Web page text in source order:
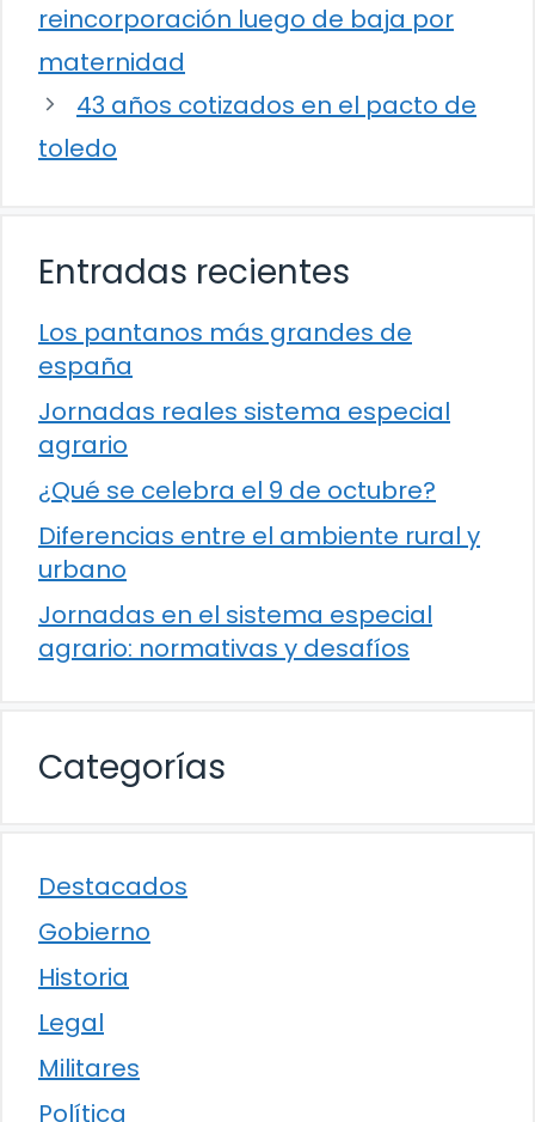
reincorporación luego de baja por
maternidad
43 años cotizados en el pacto de
toledo
Entradas recientes
Los pantanos más grandes de
españa
Jornadas reales sistema especial
agrario
¿Qué se celebra el 9 de octubre?
Diferencias entre el ambiente rural y
urbano
Jornadas en el sistema especial
agrario: normativas y desafíos
Categorías
Destacados
Gobierno
Historia
Legal
Militares
Política